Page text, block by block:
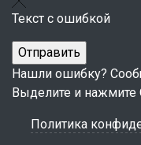
Текст с ошибкой
Нашли ошибку?
Выделите и нажмите
Политика